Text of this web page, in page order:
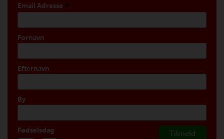
Email Adresse *
Fornavn
Efternavn
By
Fødselsdag